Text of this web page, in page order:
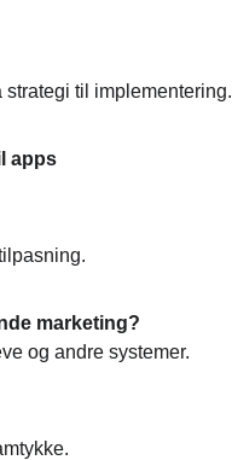
til implementering.
apps
marketing?
og andre systemer.